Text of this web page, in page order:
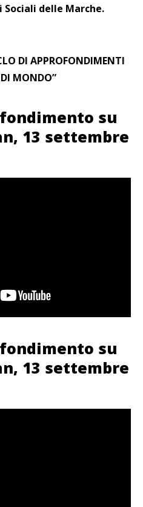
delle Marche.
DI APPROFONDIMENTI
MONDO”
su
13 settembre
su
13 settembre